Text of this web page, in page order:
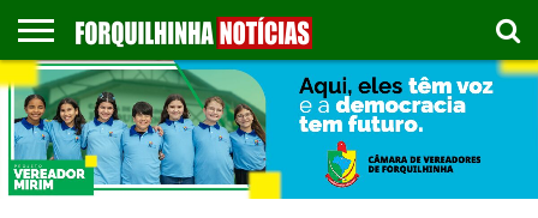
COLUNISTAS
EMPREGOS
ESPORTES
PUBLICAÇÃO
LEGAL
GASTRONOMIA
CONTATO